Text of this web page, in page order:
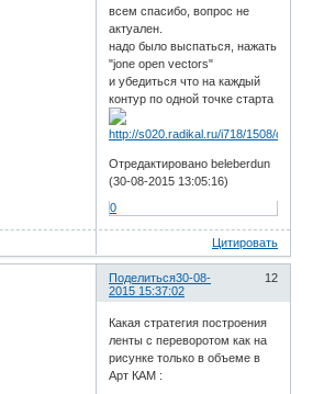
всем спасибо, вопрос не
актуален.
надо было выспаться, нажать
"jone open vectors"
и убедиться что на каждый
контур по одной точке старта
Отредактировано beleberdun
(30-08-2015 13:05:16)
0
Цитировать
Поделиться 12
30-08-
2015 15:37:02
Какая стратегия построения
ленты с переворотом как на
рисунке только в объеме в
Арт КАМ :